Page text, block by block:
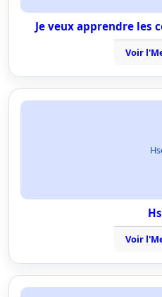
Je veux apprendre les
Voir
Voir